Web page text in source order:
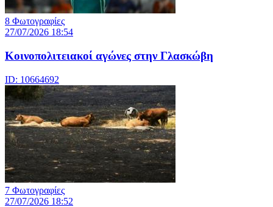
8 Φωτογραφίες
27/07/2026 18:54
Κοινοπολιτειακοί αγώνες στην Γλασκώβη
ID: 10664692
7 Φωτογραφίες
27/07/2026 18:52